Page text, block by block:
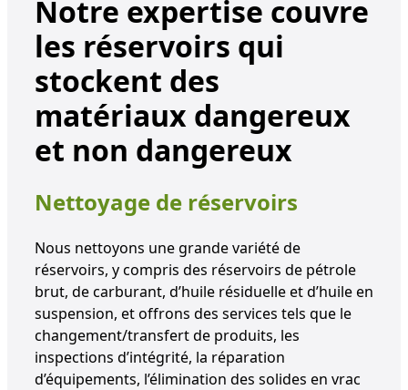
Notre expertise couvre
les réservoirs qui
stockent des
matériaux dangereux
et non dangereux
Nettoyage de réservoirs
Nous nettoyons une grande variété de
réservoirs, y compris des réservoirs de pétrole
brut, de carburant, d’huile résiduelle et d’huile en
suspension, et offrons des services tels que le
changement/transfert de produits, les
inspections d’intégrité, la réparation
d’équipements, l’élimination des solides en vrac